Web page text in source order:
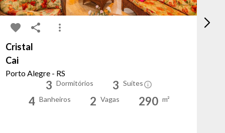
Cristal
Cai
Porto Alegre - RS
3 Dormitórios 3 Suítes
4 Banheiros 2 Vagas 290 m²